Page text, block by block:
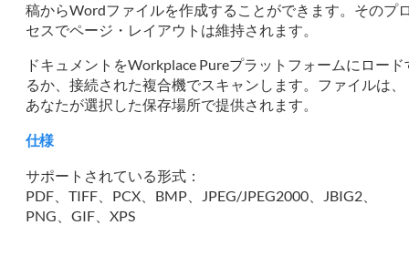
稿からWordファイルを作成することができます。そのプ
セスでページ・レイアウトは維持されます。
ドキュメントをWorkplace Pureプラットフォームにロード
るか、接続された複合機でスキャンします。ファイルは、
あなたが選択した保存場所で提供されます。
仕様
サポートされている形式：
PDF、TIFF、PCX、BMP、JPEG/JPEG2000、JBIG2、
PNG、GIF、XPS